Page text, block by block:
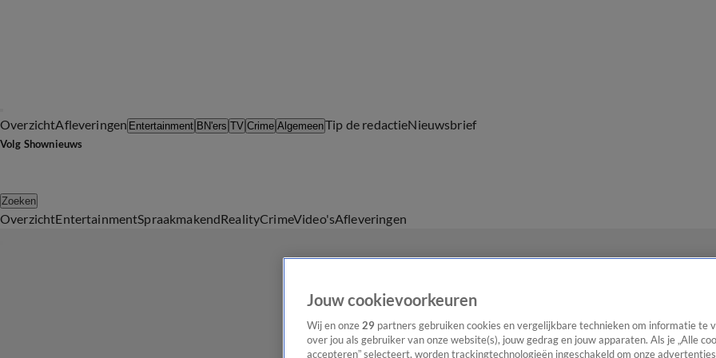
OverzichtAfleveringen Entertainment BN'ers TV Crime AlgemeenTip de redactieNieuwsbrief
Volg Shownieuws
Zoeken
OverzichtEntertainmentSpraakmakendRealityCrimeVideo'sAfleveringen
Jouw cookievoorkeuren
Wij en onze 29 partners gebruiken cookies en vergelijkbare technieken om informatie te
over jou als gebruiker van onze website(s), jouw gedrag en jouw apparaten. Als je „Alle
accepteren” selecteert, worden trackingtechnologieën ingeschakeld om onze